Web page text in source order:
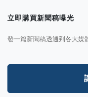
立即購買新聞稿曝光
發一篇新聞稿透通到各大媒